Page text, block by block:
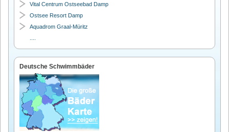
Vital Centrum Ostseebad Damp
Ostsee Resort Damp
Aquadrom Graal-Müritz
Deutsche Schwimmbäder